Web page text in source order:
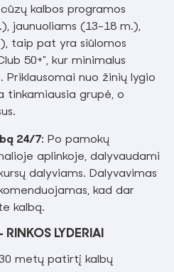
kalbos programos
jaunuoliams (13-18 m.),
taip pat yra siūlomos
50+", kur minimalus
Priklausomai nuo žinių lygio
tinkamiausia grupė, o
24/7: Po pamokų
aplinkoje, dalyvaudami
dalyviams. Dalyvavimas
kad dar
kalbą.
LYDERIAI
30 metų patirtį kalbų